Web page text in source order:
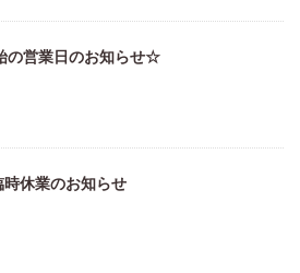
の営業日のお知らせ☆
時休業のお知らせ